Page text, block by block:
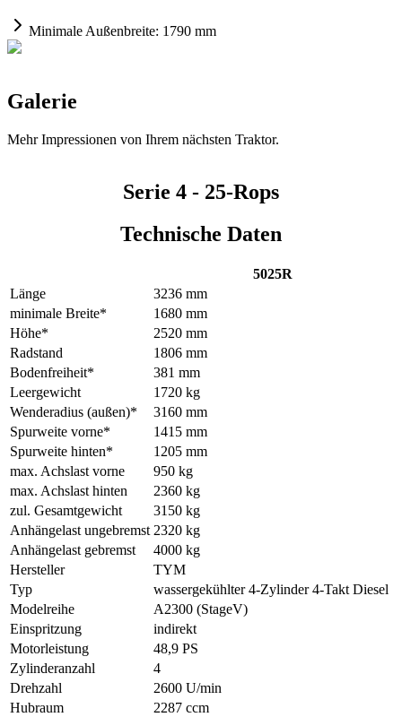
Minimale Außenbreite: 1790 mm
Galerie
Mehr Impressionen von Ihrem nächsten Traktor.
Serie 4 - 25-Rops
Technische Daten
5025R
Länge
3236 mm
minimale Breite*
1680 mm
Höhe*
2520 mm
Radstand
1806 mm
Bodenfreiheit*
381 mm
Leergewicht
1720 kg
Wenderadius (außen)*
3160 mm
Spurweite vorne*
1415 mm
Spurweite hinten*
1205 mm
max. Achslast vorne
950 kg
max. Achslast hinten
2360 kg
zul. Gesamtgewicht
3150 kg
Anhängelast ungebremst 2320 kg
Anhängelast gebremst
4000 kg
Hersteller
TYM
Typ
wassergekühlter 4-Zylinder 4-Takt Diesel
Modelreihe
A2300 (StageV)
Einspritzung
indirekt
Motorleistung
48,9 PS
Zylinderanzahl
4
Drehzahl
2600 U/min
Hubraum
2287 ccm